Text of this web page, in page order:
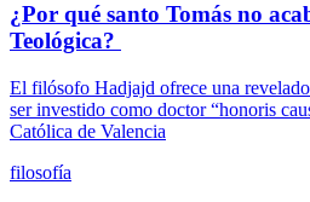
¿Por qué santo Tomás no
Teológica?
El filósofo Hadjajd ofrece una
ser investido como doctor “honoris
Católica de Valencia
filosofía